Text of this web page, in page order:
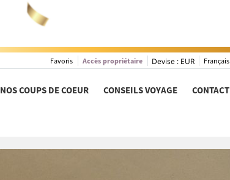
Français
Devise : EUR
Accès propriétaire
Favoris
NOS COUPS DE COEUR CONSEILS VOYAGE CONTACT